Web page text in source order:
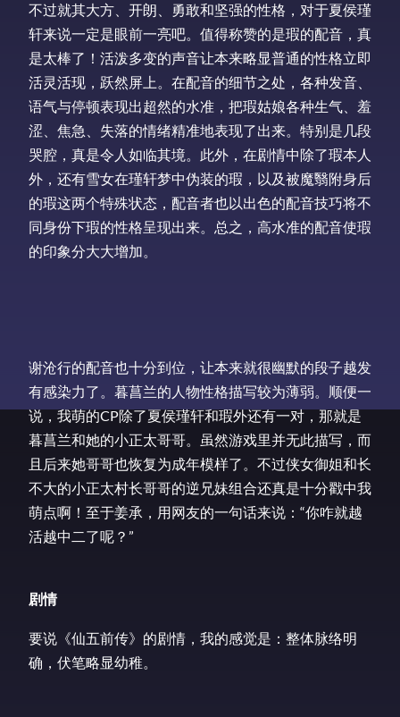
不过就其大方、开朗、勇敢和坚强的性格，对于夏侯瑾
轩来说一定是眼前一亮吧。值得称赞的是瑕的配音，真
是太棒了！活泼多变的声音让本来略显普通的性格立即
活灵活现，跃然屏上。在配音的细节之处，各种发音、
语气与停顿表现出超然的水准，把瑕姑娘各种生气、羞
涩、焦急、失落的情绪精准地表现了出来。特别是几段
哭腔，真是令人如临其境。此外，在剧情中除了瑕本人
外，还有雪女在瑾轩梦中伪装的瑕，以及被魔翳附身后
的瑕这两个特殊状态，配音者也以出色的配音技巧将不
同身份下瑕的性格呈现出来。总之，高水准的配音使瑕
的印象分大大增加。
谢沧行的配音也十分到位，让本来就很幽默的段子越发
有感染力了。暮菖兰的人物性格描写较为薄弱。顺便一
说，我萌的CP除了夏侯瑾轩和瑕外还有一对，那就是
暮菖兰和她的小正太哥哥。虽然游戏里并无此描写，而
且后来她哥哥也恢复为成年模样了。不过侠女御姐和长
不大的小正太村长哥哥的逆兄妹组合还真是十分戳中我
萌点啊！至于姜承，用网友的一句话来说：“你咋就越
活越中二了呢？”
剧情
要说《仙五前传》的剧情，我的感觉是：整体脉络明
确，伏笔略显幼稚。